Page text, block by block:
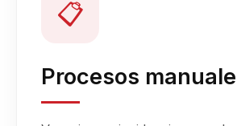
📋
Procesos